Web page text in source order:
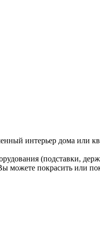
интерьер дома или
(подставки,
можете покрасить или